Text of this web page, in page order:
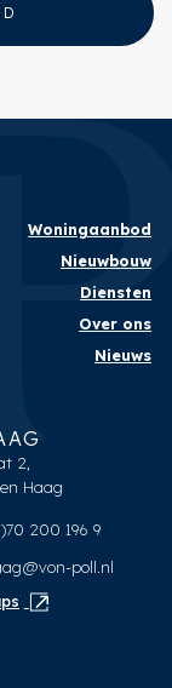
Woningaanbod
Nieuwbouw
Diensten
Over ons
Nieuws
2,
Haag
200 196 9
poll.nl